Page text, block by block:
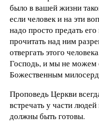
было в вашей жизни
если человек и на эти
надо просто предать
прочитать над ним
отвергать этого
Господь, и мы не можем
Божественным
Проповедь Церкви
встречать у части
должны быть готовы.